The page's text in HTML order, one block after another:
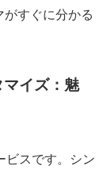
すぐに分かる
イズ：魅
ビスです。シン